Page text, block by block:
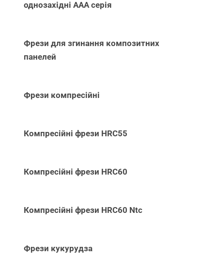
однозахідні ААА серія
Фрези для згинання композитних
панелей
Фрези компресійні
Компресійні фрези HRC55
Компресійні фрези HRC60
Компресійні фрези HRC60 Ntc
Фрези кукурудза